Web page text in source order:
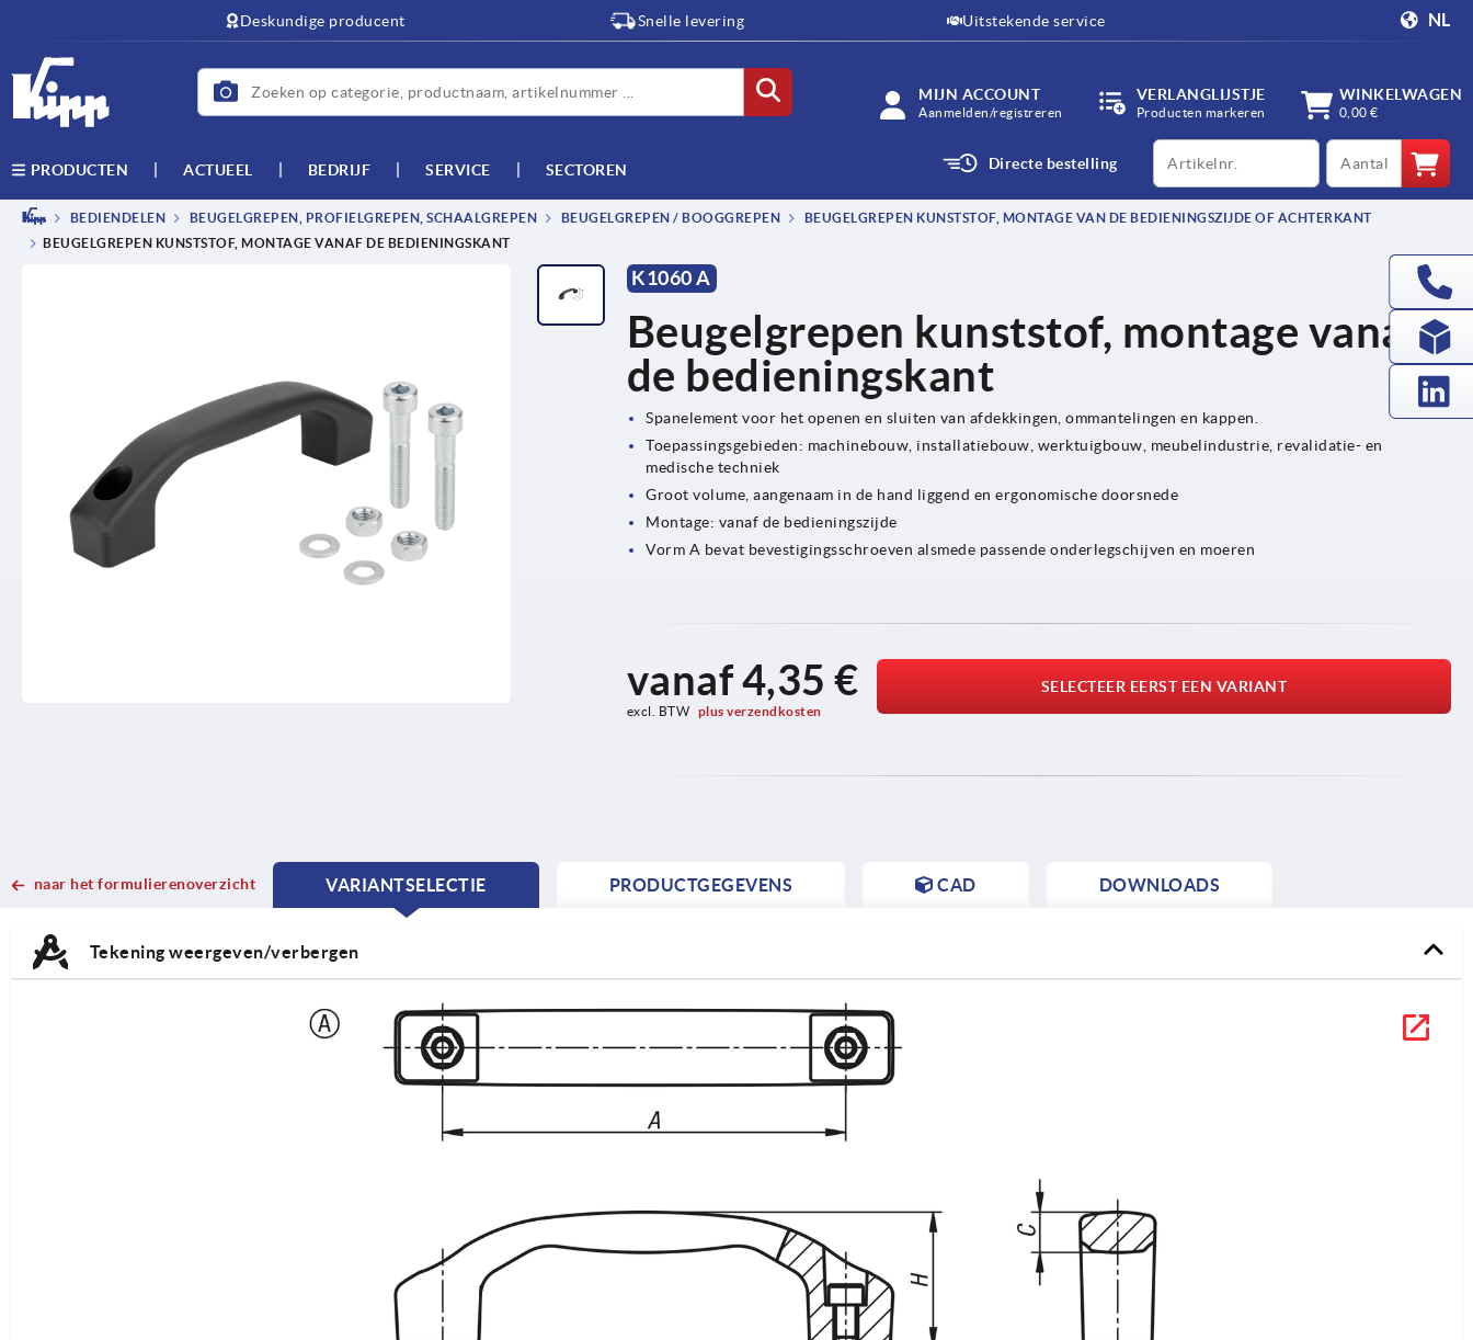
Deskundige producent Snelle levering Uitstekende service NL
MIJN ACCOUNT
Aanmelden/registreren
VERLANGLIJSTJE
Producten markeren
WINKELWAGEN
0,00 €
PRODUCTEN ACTUEEL BEDRIJF SERVICE SECTOREN Directe bestelling
productCode qty
BEDIENDELEN BEUGELGREPEN, PROFIELGREPEN, SCHAALGREPEN BEUGELGREPEN / BOOGGREPEN
BEUGELGREPEN KUNSTSTOF, MONTAGE VAN DE BEDIENINGSZIJDE OF ACHTERKANT
BEUGELGREPEN KUNSTSTOF, MONTAGE VANAF DE BEDIENINGSKANT
K1060 A
Beugelgrepen kunststof, montage vanaf
de bedieningskant
Spanelement voor het openen en sluiten van afdekkingen, ommantelingen en kappen.
Toepassingsgebieden: machinebouw, installatiebouw, werktuigbouw, meubelindustrie, revalidatie- en
medische techniek
Groot volume, aangenaam in de hand liggend en ergonomische doorsnede
Montage: vanaf de bedieningszijde
Vorm A bevat bevestigingsschroeven alsmede passende onderlegschijven en moeren
vanaf4,35 €
excl. BTW plus verzendkosten
SELECTEER EERST EEN VARIANT
naar het formulierenoverzicht
VARIANTSELECTIE
CURRENT
CURRENT
PRODUCTGEGEVENS CAD DOWNLOADS
Tekening weergeven/verbergen